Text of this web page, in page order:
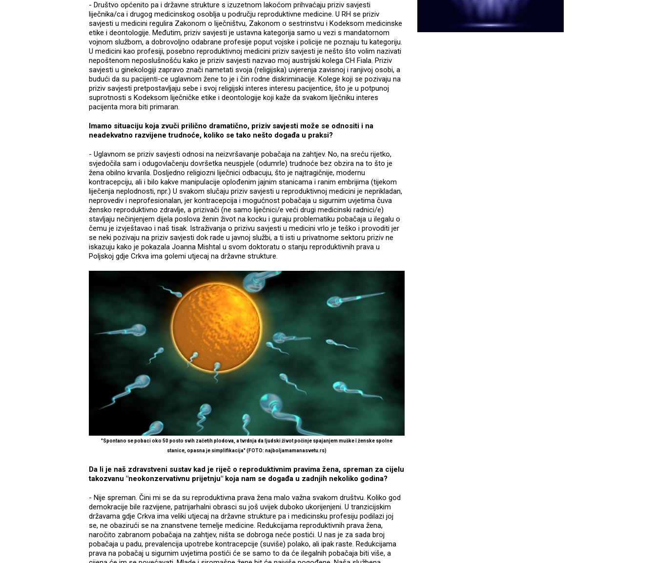
- Društvo općenito pa i državne strukture s izuzetnom lakoćom prihvaćaju priziv savjesti
liječnika/ca i drugog medicinskog osoblja u području reproduktivne medicine. U RH se priziv
savjesti u medicini regulira Zakonom o liječništvu, Zakonom o sestrinstvu i Kodeksom medicinske
etike i deontologije. Međutim, priziv savjesti je ustavna kategorija samo u vezi s mandatornom
vojnom službom, a dobrovoljno odabrane profesije poput vojske i policije ne poznaju tu kategoriju.
U medicini kao profesiji, posebno reproduktivnoj medicini priziv savjesti je nešto što volim nazivati
nepoštenom neposlušnošću kako je priziv savjesti nazvao moj austrijski kolega CH Fiala. Priziv
savjesti u ginekologiji zapravo znači nametati svoja (religijska) uvjerenja zavisnoj i ranjivoj osobi, a
budući da su pacijenti-ce uglavnom žene to je i čin rodne diskriminacije. Kolege koji se pozivaju na
priziv savjesti pretpostavljaju sebe i svoj religijski interes interesu pacijentice, što je u potpunoj
suprotnosti s Kodeksom liječničke etike i deontologije koji kaže da svakom liječniku interes
pacijenta mora biti primaran.
Imamo situaciju koja zvuči prilično dramatično, priziv savjesti može se odnositi i na
neadekvatno razvijene trudnoće, koliko se tako nešto događa u praksi?
- Uglavnom se priziv savjesti odnosi na neizvršavanje pobačaja na zahtjev. No, na sreću rijetko,
svjedočila sam i odugovlačenju dovršetka neuspjele (odumrle) trudnoće bez obzira na to što je
žena obilno krvarila. Dosljedno religiozni liječnici odbacuju, što je najtragičnije, modernu
kontracepciju, ali i bilo kakve manipulacije oplođenim jajnim stanicama i ranim embrijima (tijekom
liječenja neplodnosti, npr.) U svakom slučaju priziv savjesti u reproduktivnoj medicini je neprikladan,
neprovediv i neprofesionalan, jer kontracepcija i mogućnost pobačaja u sigurnim uvjetima čuva
žensko reproduktivno zdravlje, a prizivači (ne samo liječnici/e veći drugi medicinski radnici/e)
stavljaju nečinjenjem dijela poslova ženin život na kocku i guraju problematiku pobačaja u ilegalu o
čemu je izvještavao i naš tisak. Istraživanja o prizivu savjesti u medicini vrlo je teško i provoditi jer
se neki pozivaju na priziv savjesti dok rade u javnoj službi, a ti isti u privatnome sektoru priziv ne
iskazuju kako je pokazala Joanna Mishtal u svom doktoratu o stanju reproduktivnih prava u
Poljskoj gdje Crkva ima golemi utjecaj na državne strukture.
"Spontano se pobaci oko 50 posto svih začetih plodova, a tvrdnja da ljudski život počinje spajanjem muške i ženske spolne
stanice, opasna je simplifikacija"(FOTO: najboljamamanasvetu.rs)
Da li je naš zdravstveni sustav kad je riječ o reproduktivnim pravima žena, spreman za cijelu
takozvanu "neokonzervativnu prijetnju" koja nam se događa u zadnjih nekoliko godina?
- Nije spreman. Čini mi se da su reproduktivna prava žena malo važna svakom društvu. Koliko god
demokracije bile razvijene, patrijarhalni obrasci su još uvijek duboko ukorijenjeni. U tranzicijskim
državama gdje Crkva ima veliki utjecaj na državne strukture pa i medicinsku profesiju podilazi joj
se, ne obazirući se na znanstvene temelje medicine. Redukcijama reproduktivnih prava žena,
naročito zabranom pobačaja na zahtjev, ništa se dobroga neće postići. U nas je za sada broj
pobačaja u padu, prevalencija upotrebe kontracepcije (suviše) polako, ali ipak raste. Redukcijama
prava na pobačaj u sigurnim uvjetima postići će se samo to da će ilegalnih pobačaja biti više, a